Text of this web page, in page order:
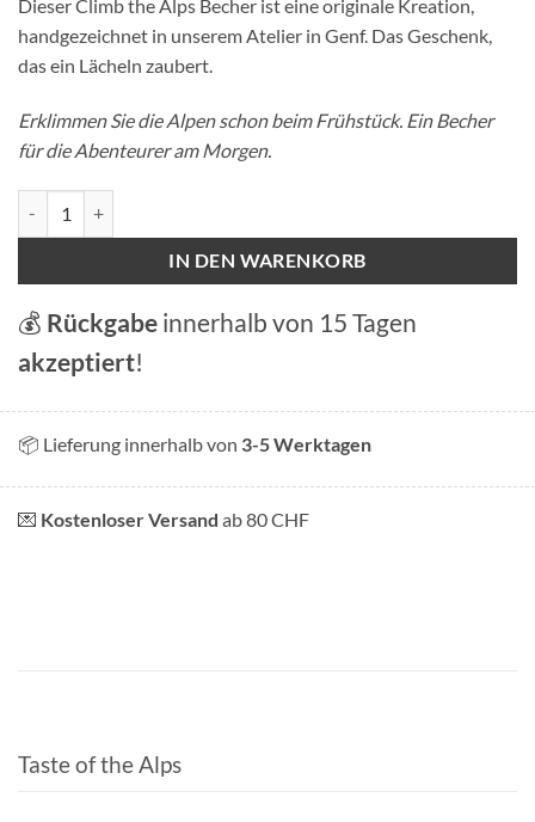
Dieser Climb the Alps Becher ist eine originale Kreation,
handgezeichnet in unserem Atelier in Genf. Das Geschenk,
das ein Lächeln zaubert.
Erklimmen Sie die Alpen schon beim Frühstück. Ein Becher
für die Abenteurer am Morgen.
IN DEN WARENKORB
💰 Rückgabe innerhalb von 15 Tagen
akzeptiert!
📦 Lieferung innerhalb von 3-5 Werktagen
💌 Kostenloser Versand ab 80 CHF
Taste of the Alps